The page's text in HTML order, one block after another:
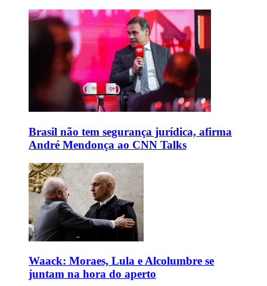
Brasil não tem segurança jurídica, afirma
André Mendonça ao CNN Talks
Waack: Moraes, Lula e Alcolumbre se
juntam na hora do aperto